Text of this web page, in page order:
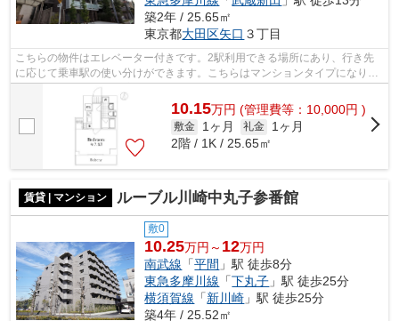
築2年 / 25.65㎡
東京都大田区矢口 ３丁目
こちらの物件はエレベーター付きです。2駅利用できる場所にあり、行き先
に応じて乗車駅の使い分けができます。こちらはマンションタイプになりま
す。駅から徒歩10分に立地する物件です...
10.15万円 (管理費等：10,000円 )
敷金 1ヶ月 礼金
1ヶ月
2階 / 1K / 25.65㎡
賃貸 | マンション ルーブル川崎中丸子参番館
敷0
10.25万円～ 12万円
南武線 「平間 」駅 徒歩8分
東急多摩川線 「下丸子 」駅 徒歩25分
横須賀線 「新川崎 」駅 徒歩25分
築4年 / 25.52㎡